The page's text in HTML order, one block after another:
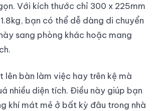
Với kích thước chỉ 300 x 225mm
bạn có thể dễ dàng di chuyển
sang phòng khác hoặc mang
lên bàn làm việc hay trên kệ mà
nhiều diện tích. Điều này giúp bạn
khí mát mẻ ở bất kỳ đâu trong nhà